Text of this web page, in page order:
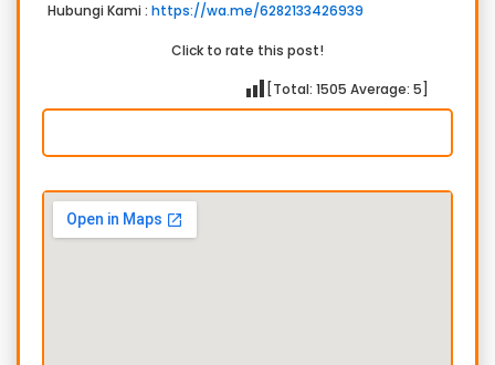
Hubungi Kami : https://wa.me/6282133426939
Click to rate this post!
[Total: 1505 Average: 5]